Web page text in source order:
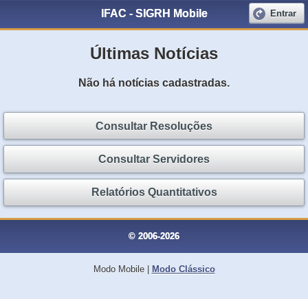
IFAC - SIGRH Mobile Entrar
Últimas Notícias
Não há notícias cadastradas.
Consultar Resoluções
Consultar Servidores
Relatórios Quantitativos
© 2006-2026
Modo Mobile| Modo Clássico